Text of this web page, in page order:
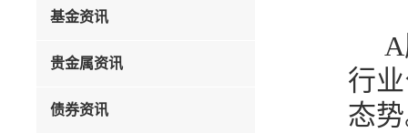
基金资讯
贵金属资讯
债券资讯
行
态